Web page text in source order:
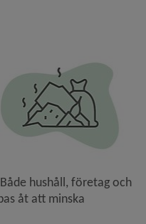
i nytt fönster.
hushåll, företag och
åt att minska